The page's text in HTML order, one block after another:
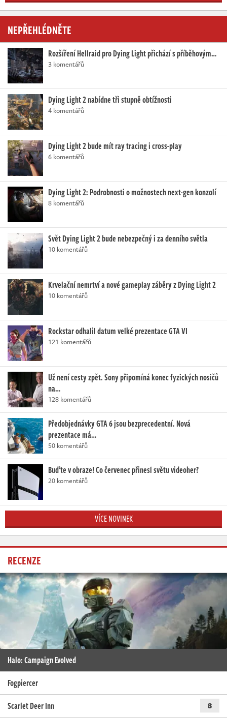
NEPŘEHLÉDNĚTE
Rozšíření Hellraid pro Dying Light přichází s příběhovým…
3 komentářů
Dying Light 2 nabídne tři stupně obtížnosti
4 komentářů
Dying Light 2 bude mít ray tracing i cross-play
6 komentářů
Dying Light 2: Podrobnosti o možnostech next-gen konzolí
8 komentářů
Svět Dying Light 2 bude nebezpečný i za denního světla
10 komentářů
Krvelační nemrtví a nové gameplay záběry z Dying Light 2
10 komentářů
Rockstar odhalil datum velké prezentace GTA VI
121 komentářů
Už není cesty zpět. Sony připomíná konec fyzických nosičů
na…
128 komentářů
Předobjednávky GTA 6 jsou bezprecedentní. Nová
prezentace má…
50 komentářů
Buďte v obraze! Co červenec přinesl světu videoher?
20 komentářů
VÍCE NOVINEK
RECENZE
Halo: Campaign Evolved
Fogpiercer
Scarlet Deer Inn
8